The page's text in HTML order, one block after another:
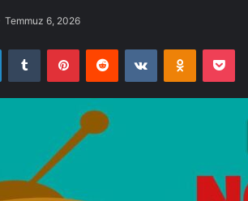
Temmuz 6, 2026
LinkedInTumblr PinterestReddit VKontakte